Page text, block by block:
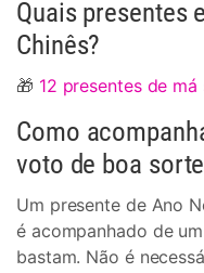
Quais presentes
Chinês?
🎁 12 presentes de
Como
voto de boa
Um presente de Ano
é acompanhado de
bastam. Não é